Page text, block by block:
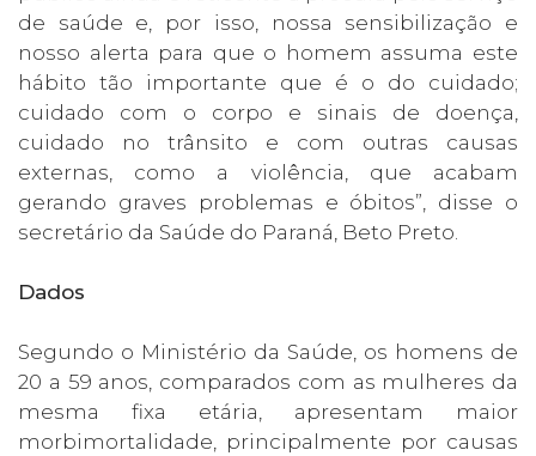
de saúde e, por isso, nossa sensibilização e
nosso alerta para que o homem assuma este
hábito tão importante que é o do cuidado;
cuidado com o corpo e sinais de doença,
cuidado no trânsito e com outras causas
externas, como a violência, que acabam
gerando graves problemas e óbitos”, disse o
secretário da Saúde do Paraná, Beto Preto.
Dados
Segundo o Ministério da Saúde, os homens de
20 a 59 anos, comparados com as mulheres da
mesma fixa etária, apresentam maior
morbimortalidade, principalmente por causas